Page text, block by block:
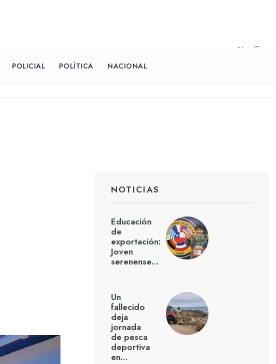
POLICIAL POLÍTICA NACIONAL
NOTICIAS
Educación
de
exportación:
Joven
serenense…
Un
fallecido
deja
jornada
de pesca
deportiva
en…